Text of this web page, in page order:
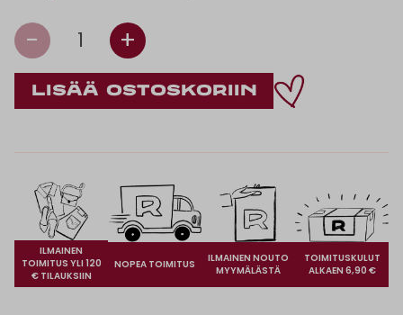
- 1 +
ILMAINEN
TOIMITUS YLI 120
€ TILAUKSIIN
NOPEA TOIMITUS
ILMAINEN NOUTO
MYYMÄLÄSTÄ
TOIMITUSKULUT
ALKAEN 6,90 €